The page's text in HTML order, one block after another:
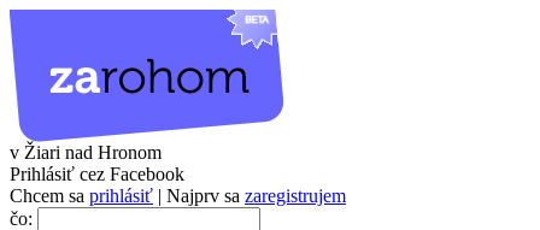
v Žiari nad Hronom
Prihlásiť cez Facebook
Chcem sa prihlásiť | Najprv sa zaregistrujem
čo: